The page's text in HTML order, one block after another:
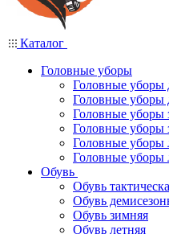
Каталог
Головные уборы
Головные уборы
Головные уборы
Головные уборы
Головные
Головные уборы
Головные уборы
Обувь
Обувь
Обувь
Обувь зимняя
Обувь летняя